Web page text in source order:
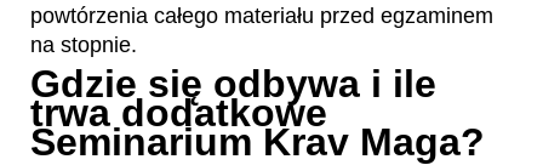
powtórzenia całego materiału przed egzaminem
na stopnie.
Gdzie się odbywa i ile
trwa dodatkowe
Seminarium Krav Maga?